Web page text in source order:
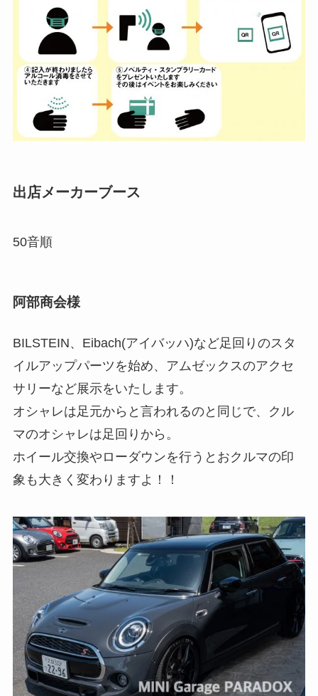
出店メーカーブース
50音順
阿部商会様
BILSTEIN、Eibach(アイバッハ)など足回りのスタ
イルアップパーツを始め、アムゼックスのアクセ
サリーなど展示をいたします。
オシャレは足元からと言われるのと同じで、クル
マのオシャレは足回りから。
ホイール交換やローダウンを行うとおクルマの印
象も大きく変わりますよ！！